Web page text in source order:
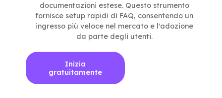
documentazioni estese. Questo strumento
fornisce setup rapidi di FAQ, consentendo un
ingresso più veloce nel mercato e l'adozione
da parte degli utenti.
Inizia
gratuitamente